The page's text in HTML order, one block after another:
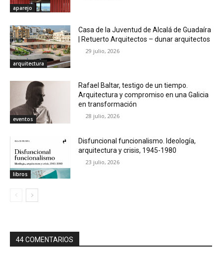
aparejo
arquitectura
Casa de la Juventud de Alcalá de Guadaíra
| Retuerto Arquitectos – dunar arquitectos
29 julio, 2026
eventos
Rafael Baltar, testigo de un tiempo.
Arquitectura y compromiso en una Galicia
en transformación
28 julio, 2026
libros
Disfuncional funcionalismo. Ideología,
arquitectura y crisis, 1945-1980
23 julio, 2026
44 COMENTARIOS